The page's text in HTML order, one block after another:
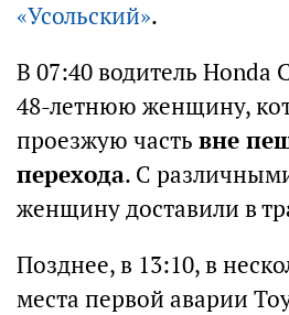
«Усольский».
В 07:40 водитель Honda
48-летнюю женщину,
проезжую часть вне
перехода. С
женщину доставили в
Позднее, в 13:10, в
места первой аварии